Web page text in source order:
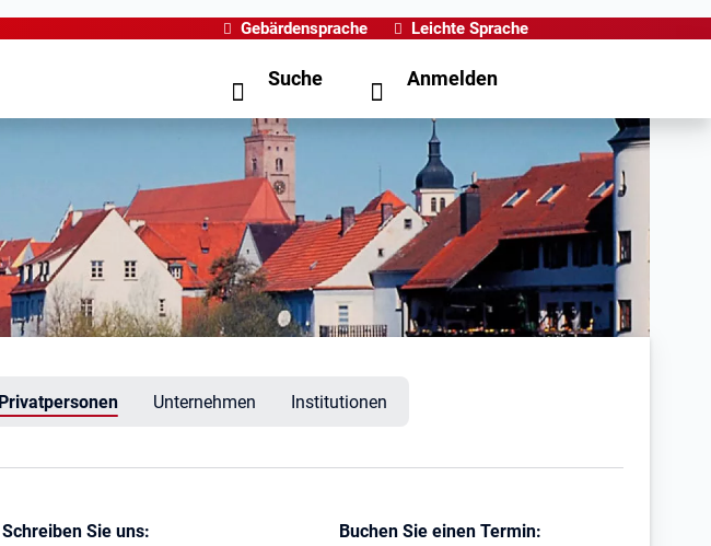
Gebärdensprache Leichte Sprache
Suche Anmelden
Privatpersonen Unternehmen Institutionen
Schreiben Sie uns:
Buchen Sie einen Termin: